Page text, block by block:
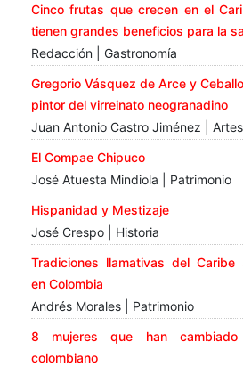
Cinco frutas que crecen en el
tienen grandes beneficios para la
Redacción | Gastronomía
Gregorio Vásquez de Arce y
pintor del virreinato neogranadino
Juan Antonio Castro Jiménez |
El Compae Chipuco
José Atuesta Mindiola | Patrimonio
Hispanidad y Mestizaje
José Crespo | Historia
Tradiciones llamativas del Caribe
en Colombia
Andrés Morales | Patrimonio
8 mujeres que han
colombiano